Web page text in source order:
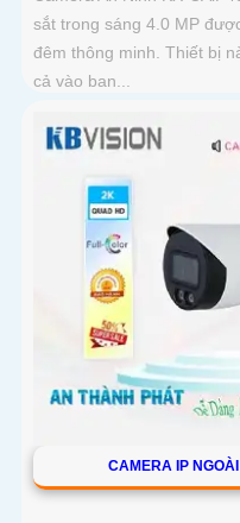
sắt trong sáng 4.0 MP
đêm thông minh. Thiết bị
cả vào ban...
CAMERA IP